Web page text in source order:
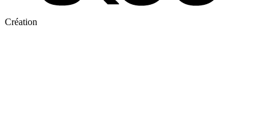
Création